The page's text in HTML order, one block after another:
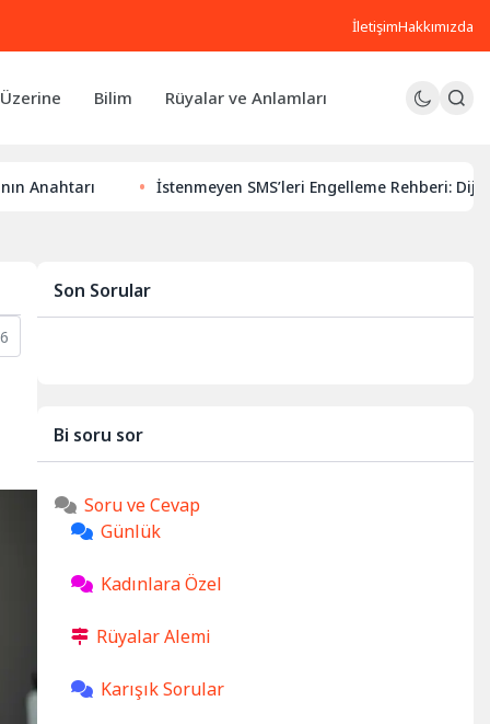
İletişimHakkımızda
Bilim Rüyalar ve Anlamları
İstenmeyen SMS’leri Engelleme Rehberi: Dijital
6
Son Sorular
Bi soru sor
Soru ve Cevap
Günlük
Kadınlara Özel
Rüyalar Alemi
Karışık Sorular